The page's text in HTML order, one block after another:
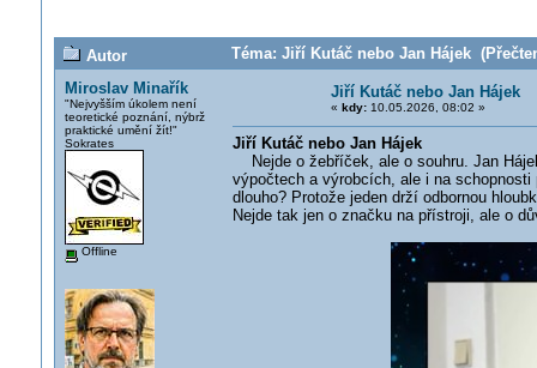
Autor
Téma: Jiří Kutáč nebo Jan Hájek
Miroslav Minařík
"Nejvyšším úkolem není
teoretické poznání, nýbrž
praktické umění žít!"
Sokrates
Offline
Jiří Kutáč nebo Jan Hájek
« kdy:10.05.2026, 08:02 »
Jiří Kutáč nebo Jan Hájek
Nejde o žebříček, ale o souhru. Jan
výpočtech a výrobcích, ale i na
dlouho? Protože jeden drží odbornou
Nejde tak jen o značku na přístroji, ale o